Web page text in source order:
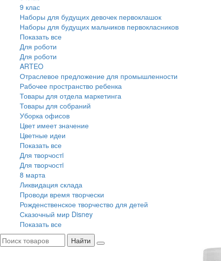
9 клас
Наборы для будущих девочек первоклашок
Наборы для будущих мальчиков первокласников
Показать все
Для роботи
Для роботи
ARTEO
Отраслевое предложение для промышленности
Рабочее пространство ребенка
Товары для отдела маркетинга
Товары для собраний
Уборка офисов
Цвет имеет значение
Цветные идеи
Показать все
Для творчостi
Для творчостi
8 марта
Ликвидация склада
Проводи время творчески
Рожденственское творчество для детей
Сказочный мир Disney
Показать все
Найти